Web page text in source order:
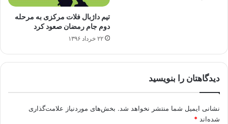
تیم داژبال فلات مرکزی به مرحله
دوم جام رمضان صعود کرد
۲۲ خرداد ۱۳۹۶
دیدگاهتان را بنویسید
نشانی ایمیل شما منتشر نخواهد شد. بخش‌های موردنیاز علامت‌گذاری
شده‌اند *